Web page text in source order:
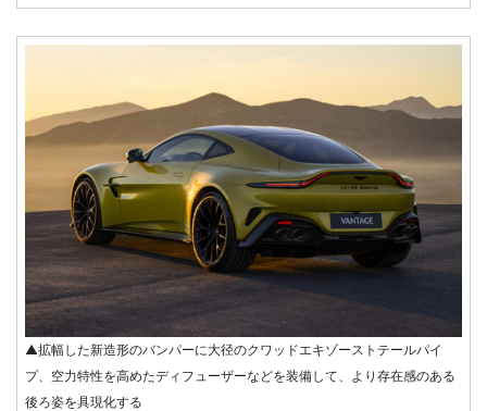
▲拡幅した新造形のバンパーに大径のクワッドエキゾーストテールパイ
プ、空力特性を高めたディフューザーなどを装備して、より存在感のある
後ろ姿を具現化する